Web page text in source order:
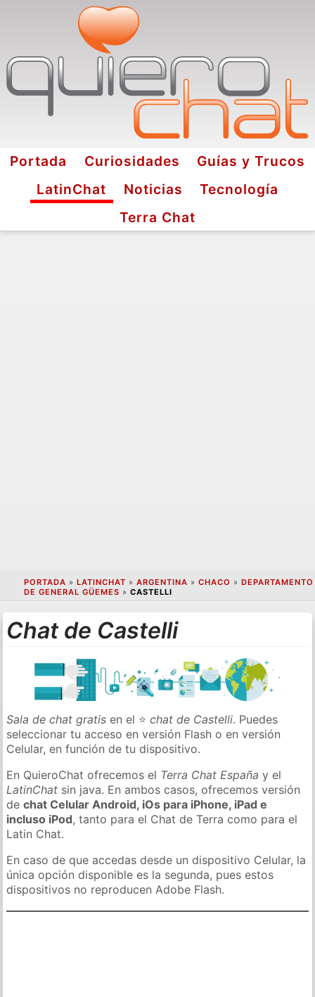
Portada Curiosidades
Guías y Trucos
LatinChat
Noticias
Tecnología
Terra Chat
PORTADA » LATINCHAT » ARGENTINA » CHACO » DEPARTAMENTO
DE GENERAL GÜEMES » CASTELLI
Chat de Castelli
Sala de chat gratis en el ⭐chat de Castelli. Puedes
seleccionar tu acceso en versión Flash o en versión
Celular, en función de tu dispositivo.
En QuieroChat ofrecemos el Terra Chat España y el
LatinChat sin java. En ambos casos, ofrecemos versión
dechat Celular Android, iOs para iPhone, iPad e
incluso iPod, tanto para el Chat de Terra como para el
Latin Chat.
En caso de que accedas desde un dispositivo Celular, la
única opción disponible es la segunda, pues estos
dispositivos no reproducen Adobe Flash.